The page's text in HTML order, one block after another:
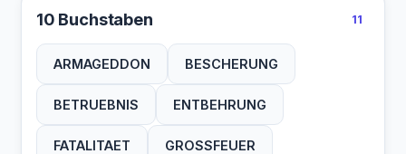
10 Buchstaben 11
ARMAGEDDON BESCHERUNG
BETRUEBNIS ENTBEHRUNG
FATALITAET GROSSFEUER